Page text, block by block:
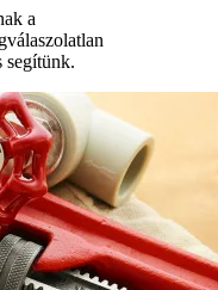
a
segítünk.